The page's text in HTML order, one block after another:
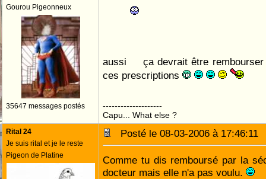
Gourou Pigeonneux
35647 messages postés
aussi
ça devrait être
ces prescriptions
--------------------
Capu... What else ?
Rital 24
Je suis rital et je le reste
Pigeon de Platine
Posté le 08-03-2006 à
Comme tu dis remboursé par la
docteur mais elle n'a pas voulu.